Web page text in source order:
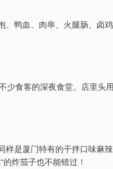
鸭血、肉串、火腿肠、卤
少食客的深夜食堂。店里头
是厦门特有的干拌口味麻
炸茄子也不能错过！